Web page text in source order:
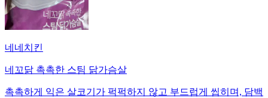
네네치킨
네꼬닭 촉촉한 스팀 닭가슴살
촉촉하게 익은 살코기가 퍽퍽하지 않고 부드럽게 씹히며, 담백